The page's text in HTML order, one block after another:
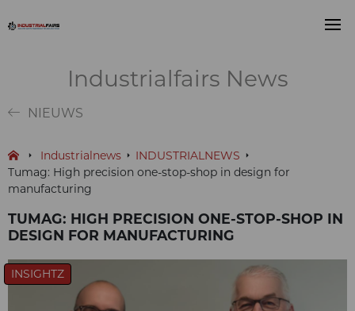
Industrialfairs News
NIEUWS
Industrialnews
INDUSTRIALNEWS
Tumag: High precision one-stop-shop in design for
manufacturing
TUMAG: HIGH PRECISION ONE-STOP-SHOP IN
DESIGN FOR MANUFACTURING
INSIGHTZ